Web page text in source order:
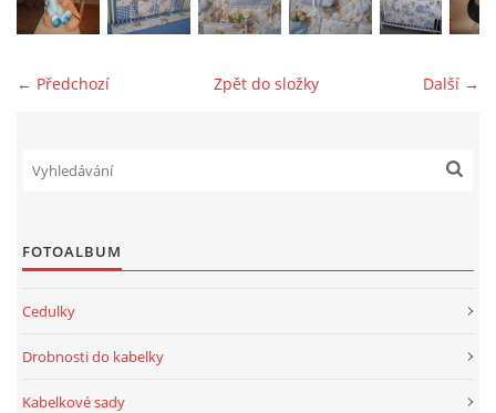
← Předchozí Další →
Zpět do složky
FOTOALBUM
Cedulky
Drobnosti do kabelky
Kabelkové sady